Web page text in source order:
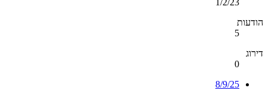
1/2/23
הודעות
5
דירוג
0
8/9/25